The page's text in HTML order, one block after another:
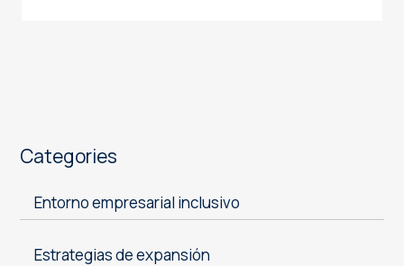
Categories
Entorno empresarial inclusivo
Estrategias de expansión